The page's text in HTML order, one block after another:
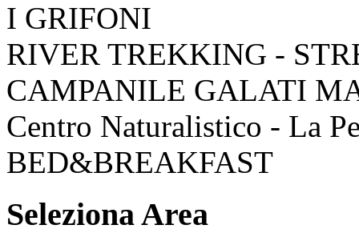
I GRIFONI
RIVER TREKKING -
CAMPANILE GALATI
Centro Naturalistico - La
BED&BREAKFAST
Seleziona Area